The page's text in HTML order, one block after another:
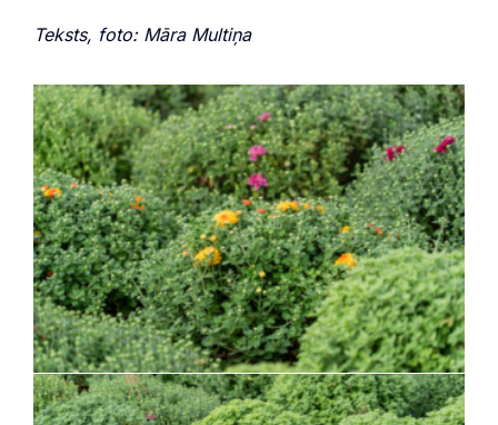
Teksts, foto: Māra Multiņa